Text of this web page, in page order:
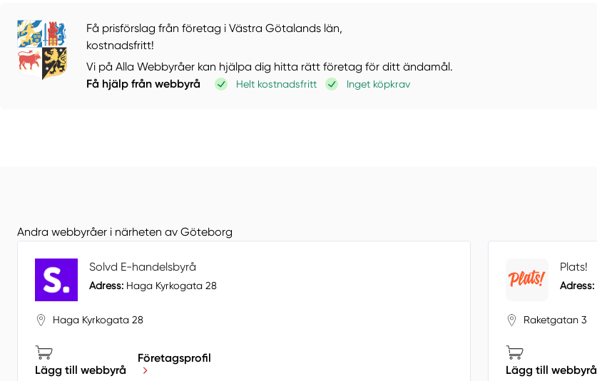
Få prisförslag från företag i Västra Götalands län,
kostnadsfritt!
Vi på Alla Webbyråer kan hjälpa dig hitta rätt företag för ditt ändamål.
Få hjälp från webbyrå
Helt kostnadsfritt Inget köpkrav
Andra webbyråer i närheten av Göteborg
Solvd E-handelsbyrå
Adress: Haga Kyrkogata 28
Haga Kyrkogata 28
Lägg till webbyrå
Företagsprofil
Plats!
Adress:
Raketgatan 3
Lägg till webbyrå